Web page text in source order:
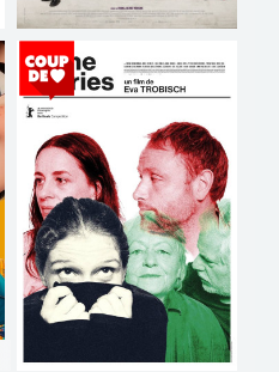
FRANÇAISE
Bande-annonce
Réservation
TOUT PUBLIC VF
VD